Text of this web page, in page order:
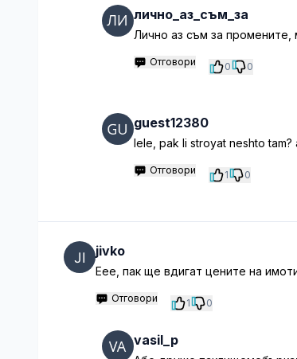
лично_аз_съм_за
Лично аз съм за
Отговори 0 0
guest12380
lele, pak li stroyat neshto
Отговори 1 0
jivko
Еее, пак ще вдигат цените на
Отговори 1 0
vasil_p